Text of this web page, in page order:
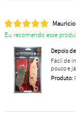
Eu recomendo esse
Depois
Fácil de
pouco e
Produto: